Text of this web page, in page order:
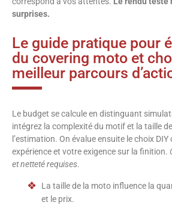
surprises.
Le guide pratique pour
du covering moto et
meilleur parcours
Le budget se calcule en distinguant
intégrez la complexité du motif et la taille
l’estimation. On évalue ensuite le choix
expérience et votre exigence sur la finition.
et netteté requises.
La taille de la moto influence la
et le prix.